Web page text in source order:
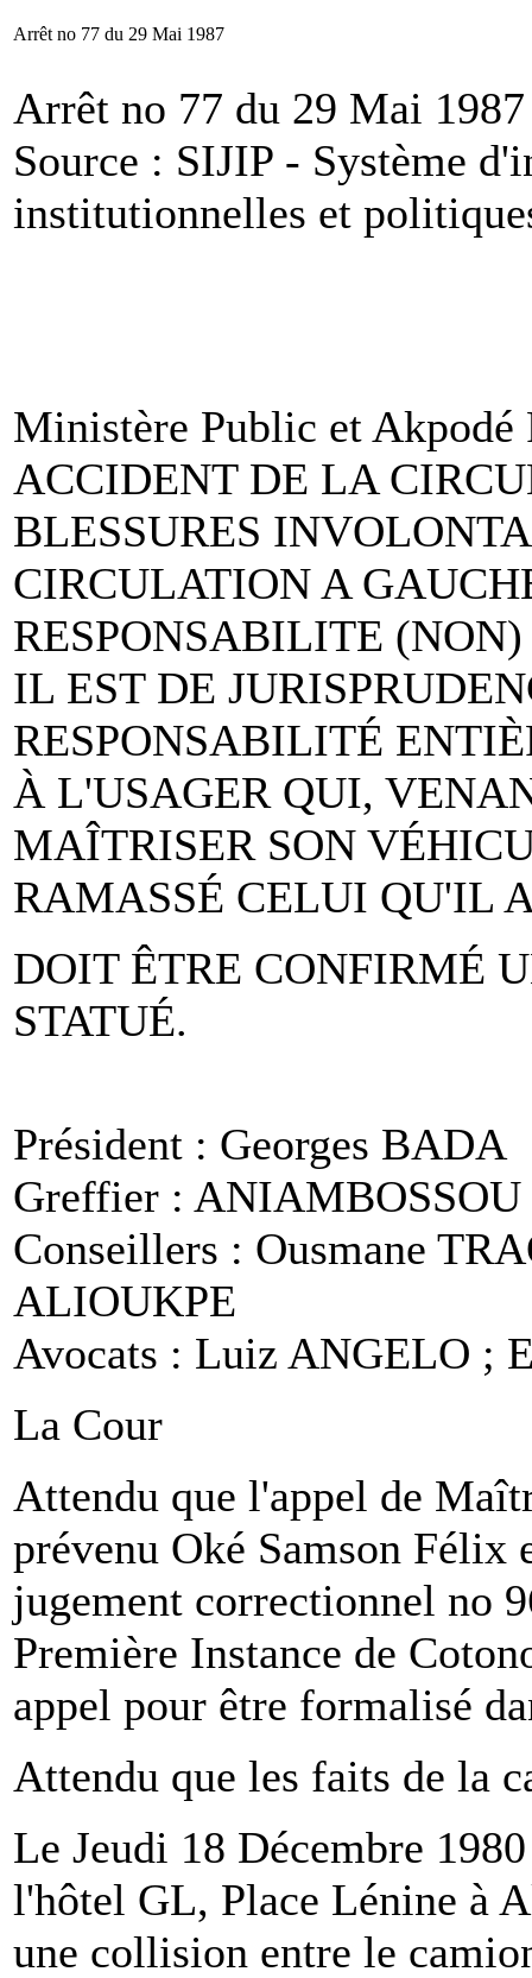
Arrêt no 77 du 29 Mai 1987
Arrêt no 77 du 29 Mai 1987
Source : SIJIP - Système
institutionnelles et
Ministère Public et Akpodé
ACCIDENT DE LA
BLESSURES
CIRCULATION A
RESPONSABILITE
IL EST DE
RESPONSABILITÉ
À L'USAGER QUI,
MAÎTRISER SON
RAMASSÉ CELUI QU'IL
DOIT ÊTRE CONFIRMÉ
STATUÉ.
Président : Georges BADA
Greffier : ANIAMBOSSOU
Conseillers : Ousmane
ALIOUKPE
Avocats : Luiz ANGELO ;
La Cour
Attendu que l'appel de
prévenu Oké Samson
jugement correctionnel no
Première Instance de
appel pour être formalisé
Attendu que les faits de la
Le Jeudi 18 Décembre
l'hôtel GL, Place Lénine à
une collision entre le